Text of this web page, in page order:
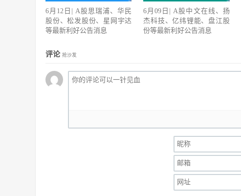
6月12日| A股思瑞浦、华民
股份、松发股份、星网宇达
等最新利好公告消息
6月09日| A股中文在线、扬
杰科技、亿纬锂能、盘江股
份等最新利好公告消息
评论 抢沙发